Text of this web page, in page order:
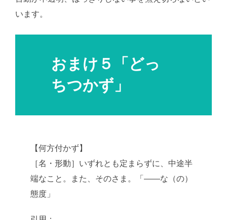
います。
おまけ５「どっ
ちつかず」
【何方付かず】
［名・形動］いずれとも定まらずに、中途半
端なこと。また、そのさま。「――な（の）
態度」